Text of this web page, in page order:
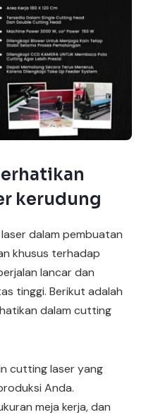
kerudung
dalam pembuatan
khusus terhadap
lancar dan
tinggi. Berikut adalah
dalam cutting
cutting laser yang
Anda.
meja kerja, dan